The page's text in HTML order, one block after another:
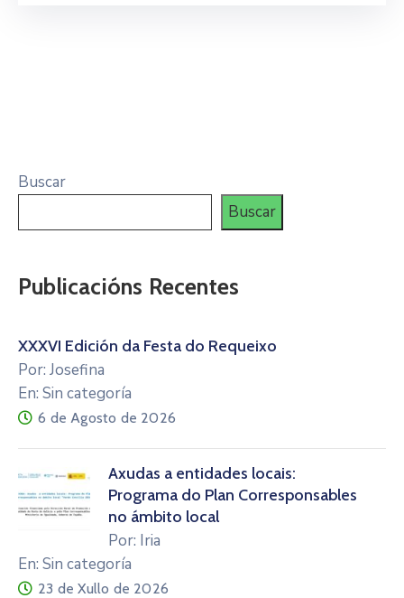
Buscar
Buscar
Publicacións Recentes
XXXVI Edición da Festa do Requeixo
Por: Josefina
En: Sin categoría
6 de Agosto de 2026
Axudas a entidades locais:
Programa do Plan Corresponsables
no ámbito local
Por: Iria
En: Sin categoría
23 de Xullo de 2026